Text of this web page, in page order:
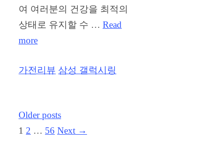
여 여러분의 건강을 최적의
상태로 유지할 수 … Read
more
Categories
가전리뷰 Tags
삼성 갤럭시링
Older posts
Page
1 Page
2 … Page
56 Next →